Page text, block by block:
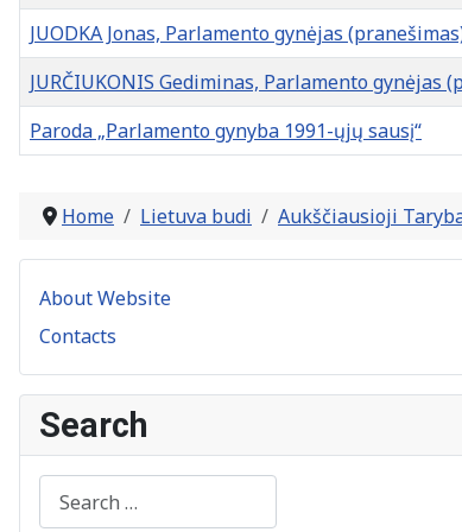
JUODKA Jonas, Parlamento gynėjas
JURČIUKONIS Gediminas, Parlamento gynėjas
Paroda „Parlamento gynyba 1991-ųjų sausį“
Home Lietuva budi Aukščiausioji
About Website
Contacts
Search